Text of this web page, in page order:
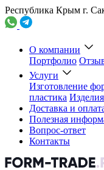
Республика Крым г.
О компании
Портфолио
Услуги
Изготовление
пластика
Доставка и
Полезная
Вопрос-ответ
Контакты